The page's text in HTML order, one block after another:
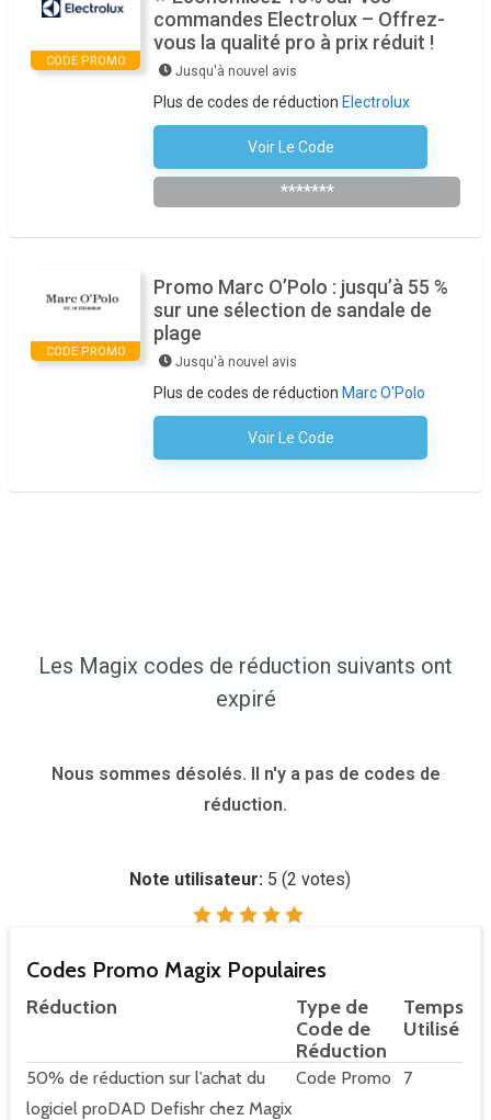
CODE PROMO
commandes Electrolux – Offrez-
vous la qualité pro à prix réduit !
Jusqu'à nouvel avis
Plus de codes de réduction Electrolux
Voir Le Code
*******
CODE PROMO
Promo Marc O’Polo : jusqu’à 55 %
sur une sélection de sandale de
plage
Jusqu'à nouvel avis
Plus de codes de réduction Marc O'Polo
Voir Le Code
Aucun Code N'est Nécessaire
Les Magix codes de réduction suivants ont
expiré
Nous sommes désolés. Il n'y a pas de codes de
réduction.
Note utilisateur: 5 (2 votes)
Codes Promo Magix Populaires
Réduction
Type de
Code de
Réduction
Temps
Utilisé
50% de réduction sur l’achat du
logiciel proDAD Defishr chez Magix
Code Promo 7